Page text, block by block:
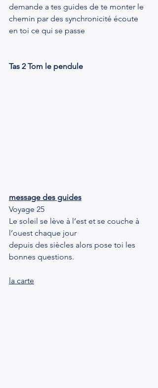
demande a tes guides de te monter le
chemin par des synchronicité écoute
en toi ce qui se passe
Tas 2 Tom le pendule
message des guides
Voyage 25
Le soleil se lève à l’est et se couche à
l’ouest chaque jour
depuis des siècles alors pose toi les
bonnes questions.
la carte